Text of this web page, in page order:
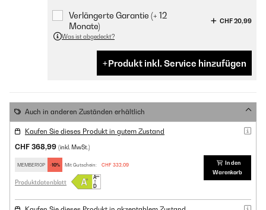
Verlängerte Garantie (+ 12
Monate)
CHF 20,99
Was ist abgedeckt?
Produkt inkl. Service hinzufügen
Auch in anderen Zuständen erhältlich
Kaufen Sie dieses Produkt in gutem Zustand
CHF 368,99 (inkl. MwSt.)
MEMBER10P -10% Mit Gutschein: CHF 332,09
Produktdatenblatt
In den
Warenkorb